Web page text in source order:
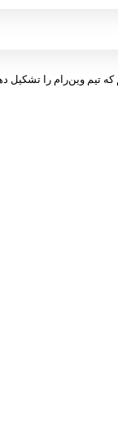
وین‌رام را تشکیل